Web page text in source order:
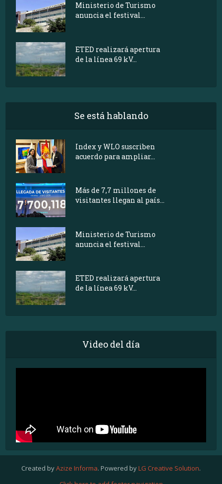
Ministerio de Turismo
anuncia el festival...
ETED realizará apertura
de la línea 69 kV...
Se está hablando
Index y WLO suscriben
acuerdo para ampliar...
Más de 7,7 millones de
visitantes llegan al país...
Ministerio de Turismo
anuncia el festival...
ETED realizará apertura
de la línea 69 kV...
Video del día
Created byAzize Informa. Powered byLG Creative Solution.